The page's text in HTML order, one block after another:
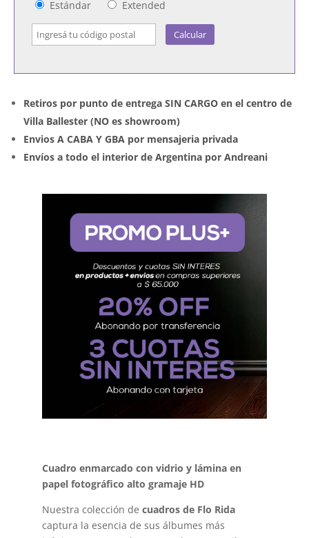
Estándar
Extended
Calcular
Retiros por punto de entrega SIN CARGO en el centro de
Villa Ballester (NO es showroom)
Envios A CABA Y GBA por mensajeria privada
Envíos a todo el interior de Argentina por Andreani
Cuadro enmarcado con vidrio y lámina en
papel fotográfico alto gramaje HD
Nuestra colección de cuadros de Flo Rida
captura la esencia de sus álbumes más